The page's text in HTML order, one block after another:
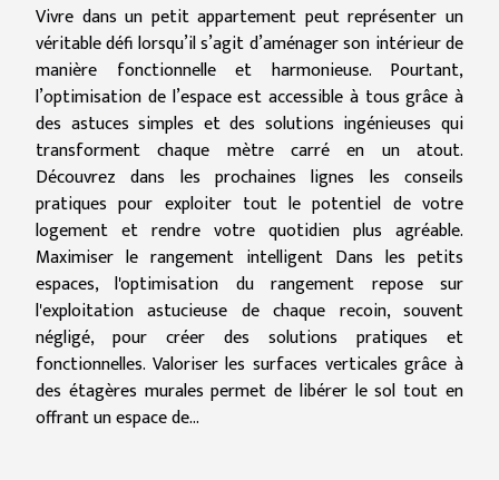
Vivre dans un petit appartement peut représenter un
véritable défi lorsqu’il s’agit d’aménager son intérieur de
manière fonctionnelle et harmonieuse. Pourtant,
l’optimisation de l’espace est accessible à tous grâce à
des astuces simples et des solutions ingénieuses qui
transforment chaque mètre carré en un atout.
Découvrez dans les prochaines lignes les conseils
pratiques pour exploiter tout le potentiel de votre
logement et rendre votre quotidien plus agréable.
Maximiser le rangement intelligent Dans les petits
espaces, l'optimisation du rangement repose sur
l'exploitation astucieuse de chaque recoin, souvent
négligé, pour créer des solutions pratiques et
fonctionnelles. Valoriser les surfaces verticales grâce à
des étagères murales permet de libérer le sol tout en
offrant un espace de...